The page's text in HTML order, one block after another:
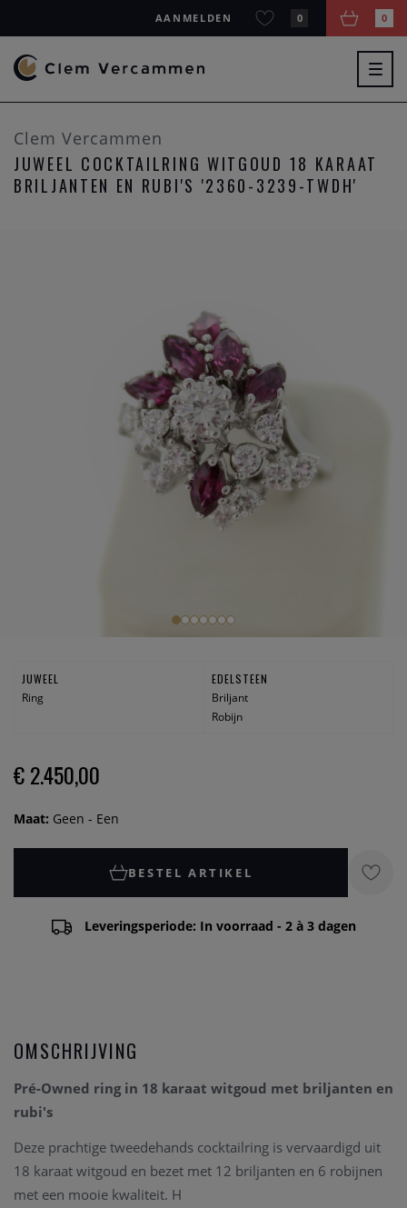
AANMELDEN 0 0
Clem Vercammen
JUWEEL COCKTAILRING WITGOUD 18 KARAAT
BRILJANTEN EN RUBI'S '2360-3239-TWDH'
JUWEEL
Ring
EDELSTEEN
Briljant
Robijn
€ 2.450,00
Maat: Geen - Een
BESTEL ARTIKEL
Leveringsperiode: In voorraad - 2 à 3 dagen
OMSCHRIJVING
Pré-Owned ring in 18 karaat witgoud met briljanten en
rubi's
Deze prachtige tweedehands cocktailring is vervaardigd uit
18 karaat witgoud en bezet met 12 briljanten en 6 robijnen
met een mooie kwaliteit. H